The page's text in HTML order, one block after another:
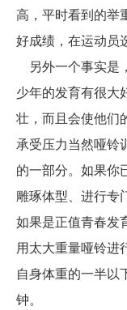
高，平时看到的举
好成绩，在运动员
另外一个事实是
少年的发育有很大
壮，而且会使他们
承受压力当然哑铃
的一部分。如果你
雕琢体型、进行专
如果是正值青春发
用太大重量哑铃进
自身体重的一半以
钟。